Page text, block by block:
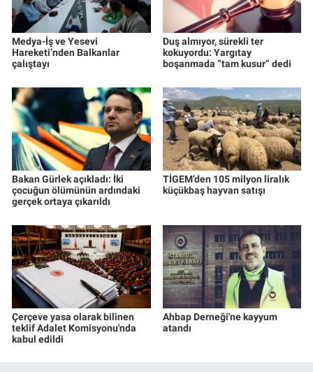
Medya-İş ve Yesevi
Hareketi’nden Balkanlar
çalıştayı
Duş almıyor, sürekli ter
kokuyordu: Yargıtay
boşanmada “tam kusur” dedi
Bakan Gürlek açıkladı: İki
çocuğun ölümünün ardındaki
gerçek ortaya çıkarıldı
TİGEM’den 105 milyon liralık
küçükbaş hayvan satışı
Çerçeve yasa olarak bilinen
teklif Adalet Komisyonu'nda
kabul edildi
Ahbap Derneği'ne kayyum
atandı